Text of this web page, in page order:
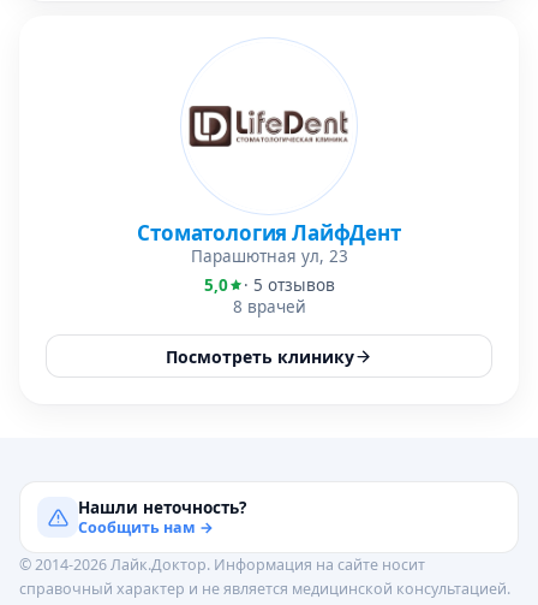
Стоматология ЛайфДент
Парашютная ул, 23
5,0
· 5 отзывов
8 врачей
Посмотреть клинику
Нашли неточность?
Сообщить нам →
© 2014-2026 Лайк.Доктор. Информация на сайте носит
справочный характер и не является медицинской консультацией.